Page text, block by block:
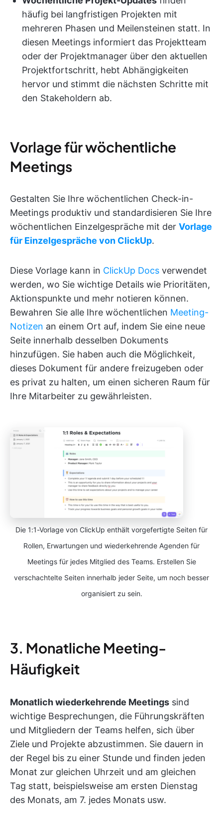
häufig bei langfristigen Projekten mit
mehreren Phasen und Meilensteinen statt. In
diesen Meetings informiert das Projektteam
oder der Projektmanager über den aktuellen
Projektfortschritt, hebt Abhängigkeiten
hervor und stimmt die nächsten Schritte mit
den Stakeholdern ab.
Vorlage für wöchentliche
Meetings
Gestalten Sie Ihre wöchentlichen Check-in-
Meetings produktiv und standardisieren Sie Ihre
wöchentlichen Einzelgespräche mit der Vorlage
für Einzelgespräche von ClickUp.
Diese Vorlage kann in ClickUp Docs verwendet
werden, wo Sie wichtige Details wie Prioritäten,
Aktionspunkte und mehr notieren können.
Bewahren Sie alle Ihre wöchentlichen Meeting-
Notizen an einem Ort auf, indem Sie eine neue
Seite innerhalb desselben Dokuments
hinzufügen. Sie haben auch die Möglichkeit,
dieses Dokument für andere freizugeben oder
es privat zu halten, um einen sicheren Raum für
Ihre Mitarbeiter zu gewährleisten.
Die 1:1-Vorlage von ClickUp enthält vorgefertigte Seiten für
Rollen, Erwartungen und wiederkehrende Agenden für
Meetings für jedes Mitglied des Teams. Erstellen Sie
verschachtelte Seiten innerhalb jeder Seite, um noch besser
organisiert zu sein.
3. Monatliche Meeting-
Häufigkeit
Monatlich wiederkehrende Meetings sind
wichtige Besprechungen, die Führungskräften
und Mitgliedern der Teams helfen, sich über
Ziele und Projekte abzustimmen. Sie dauern in
der Regel bis zu einer Stunde und finden jeden
Monat zur gleichen Uhrzeit und am gleichen
Tag statt, beispielsweise am ersten Dienstag
des Monats, am 7. jedes Monats usw.